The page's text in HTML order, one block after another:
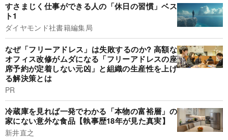
すさまじく仕事ができる人の「休日の習慣」ベス
ト1
ダイヤモンド社書籍編集局
なぜ「フリーアドレス」は失敗するのか? 高額な
オフィス改修がムダになる「フリーアドレスの座
席予約が定着しない元凶」と組織の生産性を上げ
る解決策とは
PR
冷蔵庫を見れば一発でわかる「本物の富裕層」の
家にない意外な食品【執事歴18年が見た真実】
新井直之